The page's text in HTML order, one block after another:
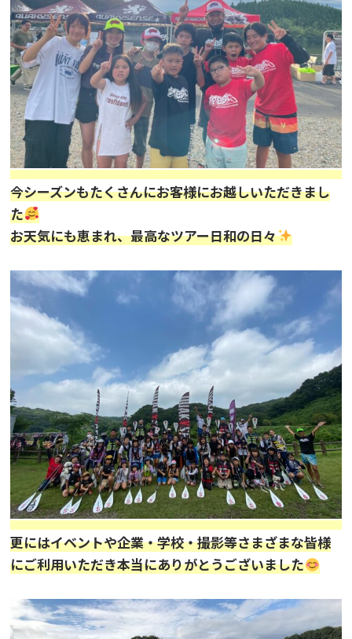
今シーズンもたくさんにお客様にお越しいただきまし
た
お天気にも恵まれ、最高なツアー日和の日々
更にはイベントや企業・学校・撮影等さまざまな皆様
にご利用いただき本当にありがとうございました